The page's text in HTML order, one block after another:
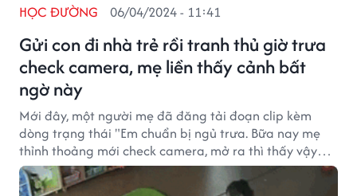
Gửi con đi nhà trẻ rồi tranh thủ giờ trưa
check camera, mẹ liền thấy cảnh bất
ngờ này
HỌC ĐƯỜNG 06/04/2024 - 11:41
Mới đây, một người mẹ đã đăng tải đoạn clip kèm
dòng trạng thái "Em chuẩn bị ngủ trưa. Bữa nay mẹ
thỉnh thoảng mới check camera, mở ra thì thấy vậy
đây" nhanh chóng nhận được nhiều sự quan tâm của
cộng đồng mạng.